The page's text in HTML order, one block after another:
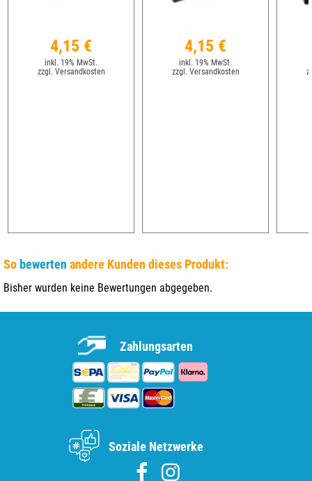
4,15 €
inkl. 19% MwSt.
zzgl. Versandkosten
4,15 €
inkl. 19% MwSt.
zzgl. Versandkosten
So bewerten andere Kunden dieses Produkt:
Bisher wurden keine Bewertungen abgegeben.
Zahlungsarten
Soziale Netzwerke